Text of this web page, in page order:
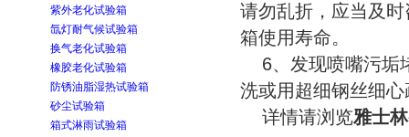
紫外老化试验箱
氙灯耐气候试验箱
换气老化试验箱
橡胶老化试验箱
防锈油脂湿热试验箱
砂尘试验箱
箱式淋雨试验箱
请勿乱折，应当及
箱使用寿命。
6、发现喷嘴污垢
洗或用超细钢丝细
详情请浏览雅士林